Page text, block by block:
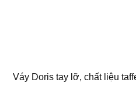
Váy Doris tay lỡ, chất liệu